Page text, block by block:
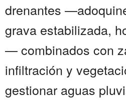
drenantes
grava estabilizada,
— combinados con
infiltración y
gestionar aguas